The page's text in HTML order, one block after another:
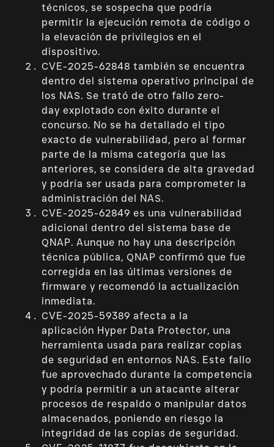
técnicos, se sospecha que podría
permitir la ejecución remota de código o
la elevación de privilegios en el
dispositivo.
CVE-2025-62848 también se encuentra
dentro del sistema operativo principal de
los NAS. Se trató de otro fallo zero-
day explotado con éxito durante el
concurso. No se ha detallado el tipo
exacto de vulnerabilidad, pero al formar
parte de la misma categoría que las
anteriores, se considera de alta gravedad
y podría ser usada para comprometer la
administración del NAS.
CVE-2025-62849 es una vulnerabilidad
adicional dentro del sistema base de
QNAP. Aunque no hay una descripción
técnica pública, QNAP confirmó que fue
corregida en las últimas versiones de
firmware y recomendó la actualización
inmediata.
CVE-2025-59389 afecta a la
aplicación Hyper Data Protector, una
herramienta usada para realizar copias
de seguridad en entornos NAS. Este fallo
fue aprovechado durante la competencia
y podría permitir a un atacante alterar
procesos de respaldo o manipular datos
almacenados, poniendo en riesgo la
integridad de las copias de seguridad.